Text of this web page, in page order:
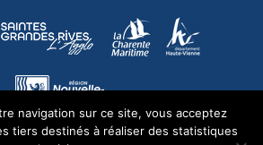
navigation sur ce site, vous acceptez
tiers destinés à réaliser des statistiques